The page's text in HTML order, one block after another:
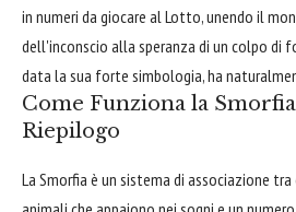
in numeri da giocare al Lotto, unendo il
dell'inconscio alla speranza di un colpo di
data la sua forte simbologia, ha
Come Funziona la
Riepilogo
La Smorfia è un sistema di associazione